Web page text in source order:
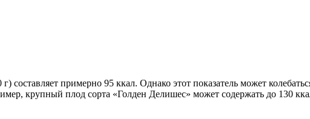
составляет примерно 95 ккал. Однако этот показатель может
крупный плод сорта «Голден Делишес» может содержать до 130